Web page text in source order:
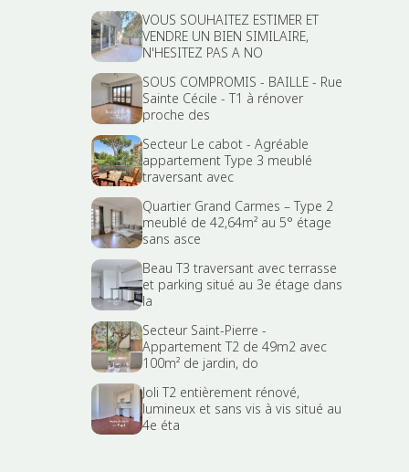
VOUS SOUHAITEZ ESTIMER ET
VENDRE UN BIEN SIMILAIRE,
N'HESITEZ PAS A NO
SOUS COMPROMIS - BAILLE - Rue
Sainte Cécile - T1 à rénover
proche des
Secteur Le cabot - Agréable
appartement Type 3 meublé
traversant avec
Quartier Grand Carmes – Type 2
meublé de 42,64m² au 5° étage
sans asce
Beau T3 traversant avec terrasse
et parking situé au 3e étage dans
la
Secteur Saint-Pierre -
Appartement T2 de 49m2 avec
100m² de jardin, do
Joli T2 entièrement rénové,
lumineux et sans vis à vis situé au
4e éta